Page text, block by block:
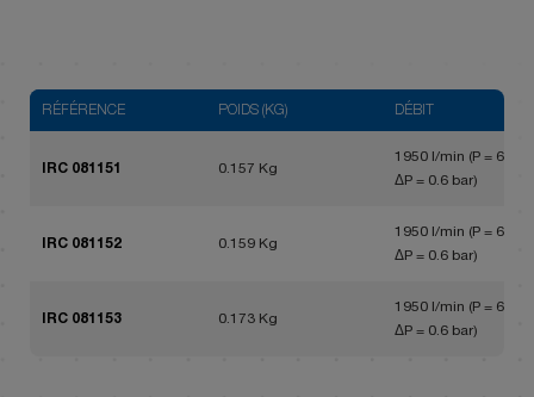
RÉFÉRENCE POIDS (KG) DÉBIT
IRC 081151 0.157 Kg
1950 l/min (P = 6 bar,
ΔP = 0.6 bar)
IRC 081152 0.159 Kg
1950 l/min (P = 6 bar,
ΔP = 0.6 bar)
IRC 081153 0.173 Kg
1950 l/min (P = 6 bar,
ΔP = 0.6 bar)